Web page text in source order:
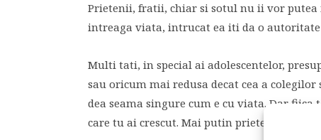
Prietenii, fratii, chiar si sotul nu ii vor putea
intreaga viata, intrucat ea iti da o
Multi tati, in special ai adolescentelor,
sau oricum mai redusa decat cea a
dea seama singure cum e cu viata. Dar
care tu ai crescut. Mai putin prietenoasa,